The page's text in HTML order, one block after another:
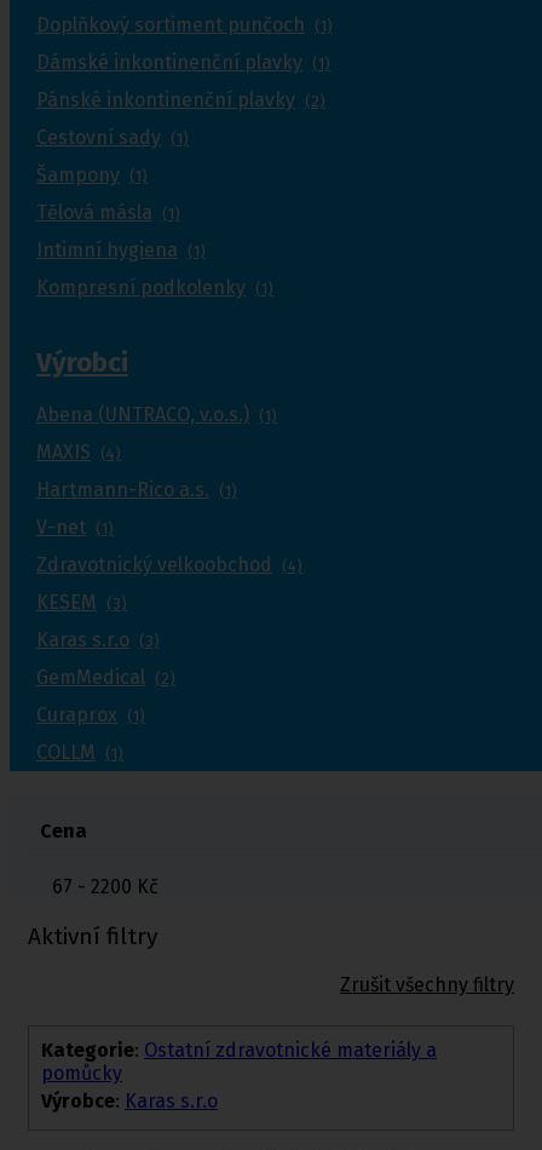
Doplňkový sortiment punčoch (1)
Dámské inkontinenční plavky (1)
Pánské inkontinenční plavky (2)
Cestovní sady (1)
Šampony (1)
Tělová másla (1)
Intimní hygiena (1)
Kompresní podkolenky (1)
Výrobci
Abena (UNTRACO, v.o.s.) (1)
MAXIS (4)
Hartmann-Rico a.s. (1)
V-net (1)
Zdravotnický velkoobchod (4)
KESEM (3)
Karas s.r.o (3)
GemMedical (2)
Curaprox (1)
COLLM (1)
Cena
67 - 2200 Kč
Aktivní filtry
Zrušit všechny filtry
Kategorie: Ostatní zdravotnické materiály a
pomůcky
Výrobce: Karas s.r.o